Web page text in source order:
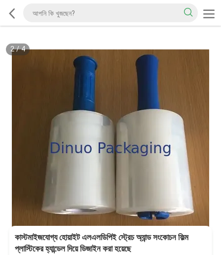
2/4
কাস্টমাইজযোগ্য হোয়াইট এলএলডিপিই স্ট্রেচ অ্যান্ড সংকোচন ফিল্ম
প্লাস্টিকের হ্যান্ডেল দিয়ে ডিজাইন করা হয়েছে